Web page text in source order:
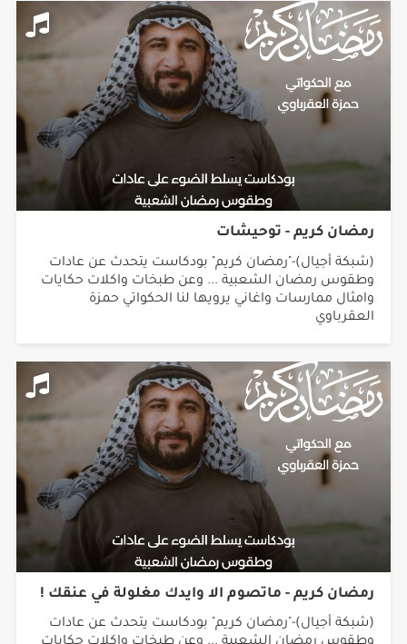
رمضان كريم - توحيشات
(شبكة أجيال)-"رمضان كريم" بودكاست يتحدث عن عادات
وطقوس رمضان الشعبية ... وعن طبخات واكلات حكايات
وامثال ممارسات واغاني يرويها لنا الحكواتي حمزة
العقرباوي
رمضان كريم - ماتصوم الا وايدك مغلولة في عنقك !
(شبكة أجيال)-"رمضان كريم" بودكاست يتحدث عن عادات